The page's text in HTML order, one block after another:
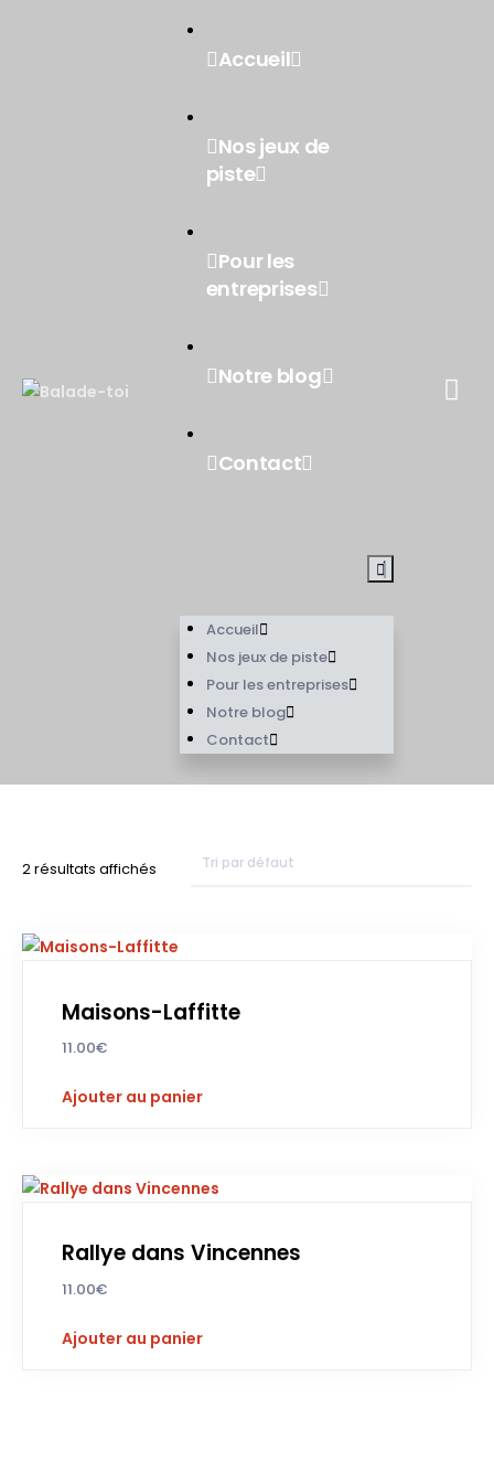
Accueil
Nos jeux de
piste
Pour les
entreprises
Notre blog
Contact
Accueil
Nos jeux de piste
Pour les entreprises
Notre blog
Contact
2 résultats affichés
Maisons-Laffitte
11.00€
Ajouter au panier
Rallye dans Vincennes
11.00€
Ajouter au panier